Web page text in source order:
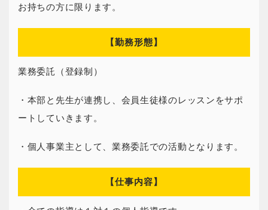
お持ちの方に限ります。
【勤務形態】
業務委託（登録制）
・本部と先生が連携し、会員生徒様のレッスンをサポ
ートしていきます。
・個人事業主として、業務委託での活動となります。
【仕事内容】